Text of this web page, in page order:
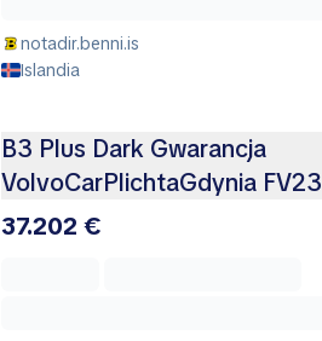
notadir.benni.is
Islandia
B3 Plus Dark Gwarancja
VolvoCarPlichtaGdynia FV23
37.202 €